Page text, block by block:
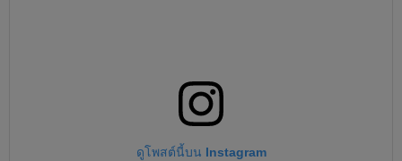
ดูโพสต์นี้บน Instagram